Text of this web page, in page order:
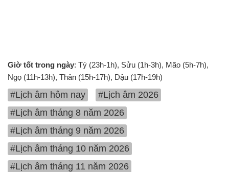
Giờ tốt trong ngày: Tý (23h-1h), Sửu (1h-3h), Mão (5h-7h),
Ngọ (11h-13h), Thân (15h-17h), Dậu (17h-19h)
#Lịch âm hôm nay
#Lịch âm 2026
#Lịch âm tháng 8 năm 2026
#Lịch âm tháng 9 năm 2026
#Lịch âm tháng 10 năm 2026
#Lịch âm tháng 11 năm 2026